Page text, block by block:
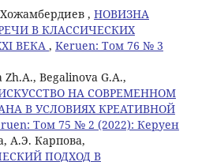
, НОВИЗНА
В КЛАССИЧЕСКИХ
ВЕКА , Keruen: Том 76 № 3
Begalinova G.A.,
НА СОВРЕМЕННОМ
В УСЛОВИЯХ КРЕАТИВНОЙ
Том 75 № 2 (2022): Керуен
А.Э. Карпова,
ПОДХОД В